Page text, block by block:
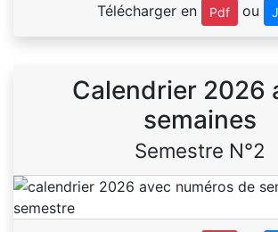
Télécharger en Pdf ou
Calendrier 2026
semaines
Semestre N°2